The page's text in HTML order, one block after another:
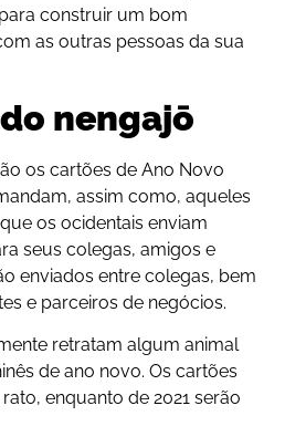
construir um bom
as outras pessoas da sua
nengajō
os cartões de Ano Novo
assim como, aqueles
os ocidentais enviam
seus colegas, amigos e
enviados entre colegas, bem
e parceiros de negócios.
retratam algum animal
de ano novo. Os cartões
enquanto de 2021 serão